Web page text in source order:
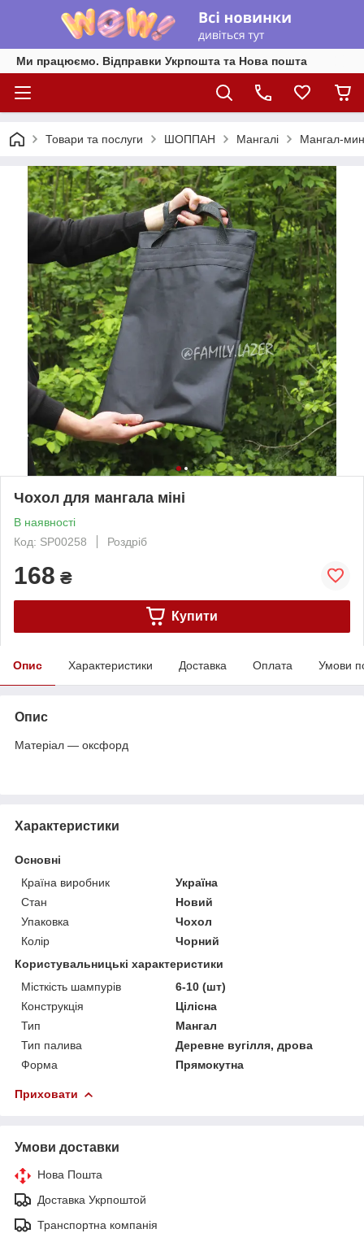
Ми працюємо. Відправки Укрпошта та Нова пошта
Товари та послуги ШОППАН Мангалі Мангал-
Чохол для мангала міні
В наявності
Код: SP00258
Роздріб
168 ₴
Купити
Опис Характеристики Доставка Оплата Умови
Опис
Матеріал — оксфорд
Характеристики
Основні
Країна виробник
Україна
Стан
Новий
Упаковка
Чохол
Колір
Чорний
Користувальницькі характеристики
Місткість шампурів
6-10 (шт)
Конструкція
Цілісна
Тип
Мангал
Тип палива
Деревне вугілля, дрова
Форма
Прямокутна
Приховати
Умови доставки
Нова Пошта
Доставка Укрпоштой
Транспортна компанія